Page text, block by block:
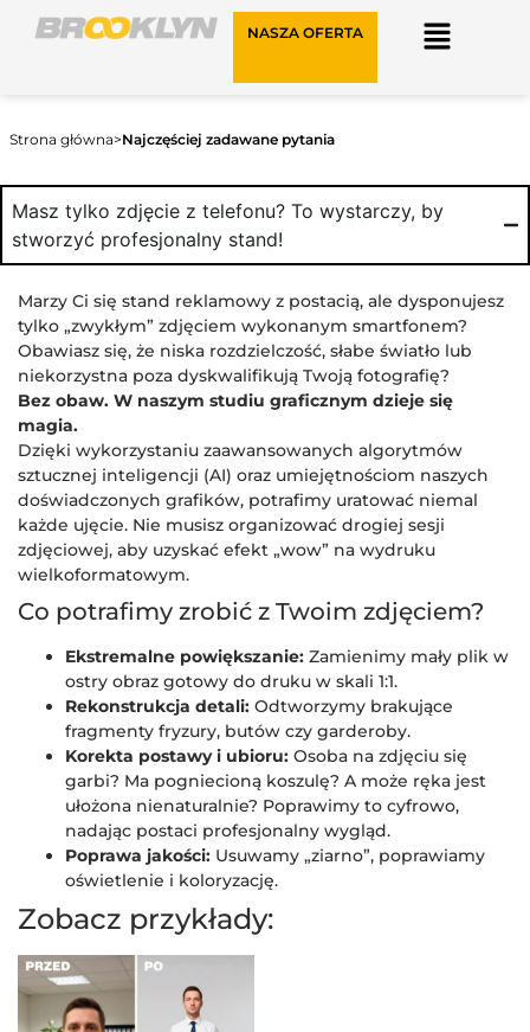
NASZA OFERTA
Strona główna>Najczęściej zadawane pytania
Masz tylko zdjęcie z telefonu? To wystarczy, by
stworzyć profesjonalny stand!
Marzy Ci się stand reklamowy z postacią, ale dysponujesz
tylko „zwykłym” zdjęciem wykonanym smartfonem?
Obawiasz się, że niska rozdzielczość, słabe światło lub
niekorzystna poza dyskwalifikują Twoją fotografię?
Bez obaw. W naszym studiu graficznym dzieje się
magia.
Dzięki wykorzystaniu zaawansowanych algorytmów
sztucznej inteligencji (AI) oraz umiejętnościom naszych
doświadczonych grafików, potrafimy uratować niemal
każde ujęcie. Nie musisz organizować drogiej sesji
zdjęciowej, aby uzyskać efekt „wow” na wydruku
wielkoformatowym.
Co potrafimy zrobić z Twoim zdjęciem?
Ekstremalne powiększanie: Zamienimy mały plik w
ostry obraz gotowy do druku w skali 1:1.
Rekonstrukcja detali: Odtworzymy brakujące
fragmenty fryzury, butów czy garderoby.
Korekta postawy i ubioru: Osoba na zdjęciu się
garbi? Ma pogniecioną koszulę? A może ręka jest
ułożona nienaturalnie? Poprawimy to cyfrowo,
nadając postaci profesjonalny wygląd.
Poprawa jakości: Usuwamy „ziarno”, poprawiamy
oświetlenie i koloryzację.
Zobacz przykłady: